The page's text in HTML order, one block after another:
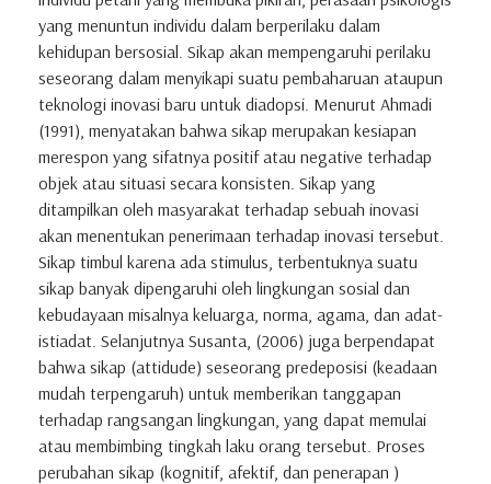
yang menuntun individu dalam berperilaku dalam
kehidupan bersosial. Sikap akan mempengaruhi perilaku
seseorang dalam menyikapi suatu pembaharuan ataupun
teknologi inovasi baru untuk diadopsi. Menurut Ahmadi
(1991), menyatakan bahwa sikap merupakan kesiapan
merespon yang sifatnya positif atau negative terhadap
objek atau situasi secara konsisten. Sikap yang
ditampilkan oleh masyarakat terhadap sebuah inovasi
akan menentukan penerimaan terhadap inovasi tersebut.
Sikap timbul karena ada stimulus, terbentuknya suatu
sikap banyak dipengaruhi oleh lingkungan sosial dan
kebudayaan misalnya keluarga, norma, agama, dan adat-
istiadat. Selanjutnya Susanta, (2006) juga berpendapat
bahwa sikap (attidude) seseorang predeposisi (keadaan
mudah terpengaruh) untuk memberikan tanggapan
terhadap rangsangan lingkungan, yang dapat memulai
atau membimbing tingkah laku orang tersebut. Proses
perubahan sikap (kognitif, afektif, dan penerapan )